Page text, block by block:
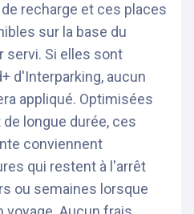
recharge et ces places
sur la base du
servi. Si elles sont
d'Interparking, aucun
appliqué. Optimisées
longue durée, ces
conviennent
qui restent à l'arrêt
ou semaines lorsque